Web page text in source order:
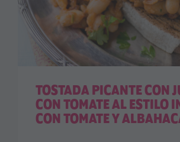
TOSTADA PICANTE CON
CON TOMATE AL ESTILO
CON TOMATE Y